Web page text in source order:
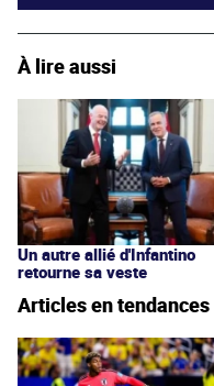
À lire aussi
Un autre allié d'Infantino
retourne sa veste
Articles en tendances